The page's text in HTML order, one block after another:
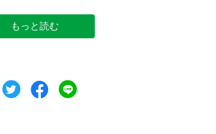
もっと読む
ツイートシェア